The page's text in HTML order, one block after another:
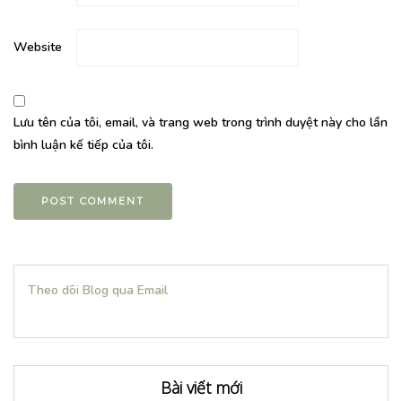
Website
Lưu tên của tôi, email, và trang web trong trình duyệt này cho lần
bình luận kế tiếp của tôi.
Theo dõi Blog qua Email
Bài viết mới